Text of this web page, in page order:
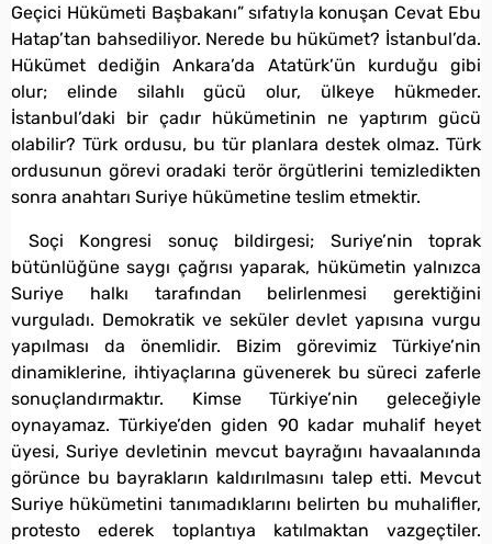
Geçici Hükümeti Başbakanı” sıfatıyla konuşan Cevat Ebu
Hatap’tan bahsediliyor. Nerede bu hükümet? İstanbul’da.
Hükümet dediğin Ankara’da Atatürk’ün kurduğu gibi
olur; elinde silahlı gücü olur, ülkeye hükmeder.
İstanbul’daki bir çadır hükümetinin ne yaptırım gücü
olabilir? Türk ordusu, bu tür planlara destek olmaz. Türk
ordusunun görevi oradaki terör örgütlerini temizledikten
sonra anahtarı Suriye hükümetine teslim etmektir.
Soçi Kongresi sonuç bildirgesi; Suriye’nin toprak
bütünlüğüne saygı çağrısı yaparak, hükümetin yalnızca
Suriye halkı tarafından belirlenmesi gerektiğini
vurguladı. Demokratik ve seküler devlet yapısına vurgu
yapılması da önemlidir. Bizim görevimiz Türkiye’nin
dinamiklerine, ihtiyaçlarına güvenerek bu süreci zaferle
sonuçlandırmaktır. Kimse Türkiye’nin geleceğiyle
oynayamaz. Türkiye’den giden 90 kadar muhalif heyet
üyesi, Suriye devletinin mevcut bayrağını havaalanında
görünce bu bayrakların kaldırılmasını talep etti. Mevcut
Suriye hükümetini tanımadıklarını belirten bu muhalifler,
protesto ederek toplantıya katılmaktan vazgeçtiler.